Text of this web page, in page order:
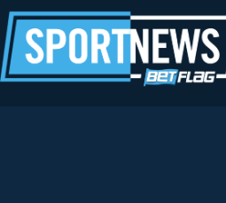
al
contenuto